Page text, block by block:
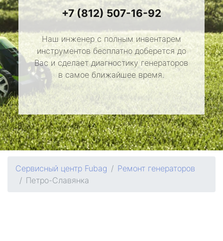
+7 (812) 507-16-92
Наш инженер с полным инвентарем
инструментов бесплатно доберется до
Вас и сделает диагностику генераторов
в самое ближайшее время.
Сервисный центр Fubag
Ремонт генераторов
Петро-Славянка